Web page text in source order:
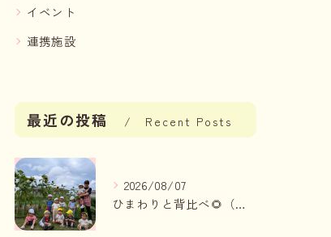
イベント
連携施設
最近の投稿 Recent Posts
2026/08/07
ひまわりと背比べ🌻（りんご組、いちご組）